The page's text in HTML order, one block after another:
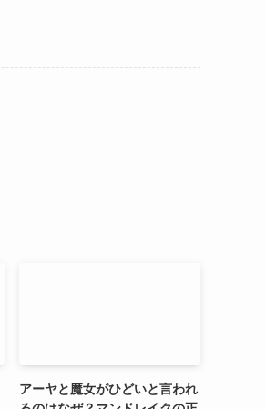
アーヤと魔女がひどいと言われ